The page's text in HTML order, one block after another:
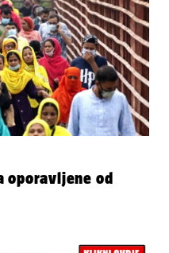
oporavljene od